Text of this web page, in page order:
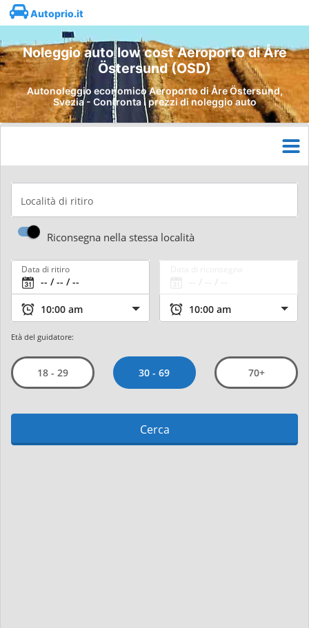
Autoprio.it
Noleggio auto low cost Aeroporto di Åre
Östersund (OSD)
Autonoleggio economico Aeroporto di Åre Östersund,
Svezia - Confronta i prezzi di noleggio auto
Località di ritiro
Riconsegna nella stessa località
Data di ritiro
Età del guidatore:
18 - 29 30 - 69 70+
Cerca